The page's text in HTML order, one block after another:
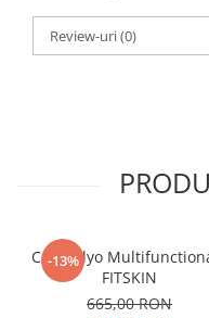
Review-uri(0)
-13%
Cutie Plyo
FITSKIN
665,00 RON